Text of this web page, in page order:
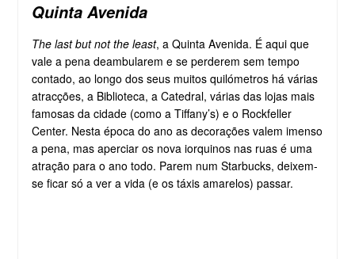
Quinta Avenida
The last but not the least, a Quinta Avenida. É aqui que
vale a pena deambularem e se perderem sem tempo
contado, ao longo dos seus muitos quilómetros há várias
atracções, a Biblioteca, a Catedral, várias das lojas mais
famosas da cidade (como a Tiffany’s) e o Rockfeller
Center. Nesta época do ano as decorações valem imenso
a pena, mas aperciar os nova iorquinos nas ruas é uma
atração para o ano todo. Parem num Starbucks, deixem-
se ficar só a ver a vida (e os táxis amarelos) passar.